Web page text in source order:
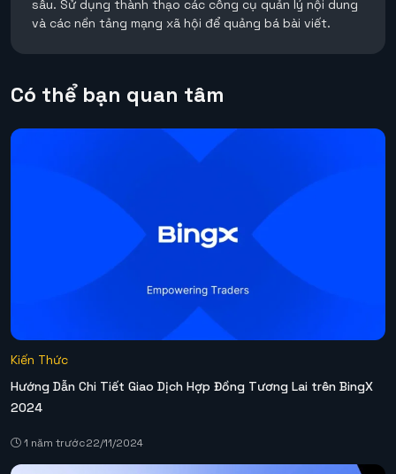
sâu. Sử dụng thành thạo các công cụ quản lý nội dung
và các nền tảng mạng xã hội để quảng bá bài viết.
Có thể bạn quan tâm
Kiến Thức
Hướng Dẫn Chi Tiết Giao Dịch Hợp Đồng Tương Lai trên BingX
2024
1 năm trước22/11/2024